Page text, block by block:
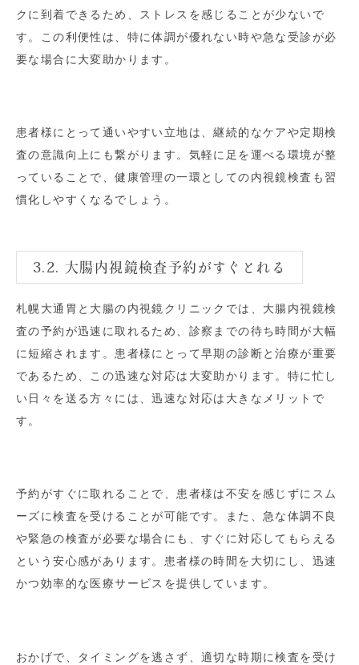
クに到着できるため、ストレスを感じることが少ないで
す。この利便性は、特に体調が優れない時や急な受診が必
要な場合に大変助かります。
患者様にとって通いやすい立地は、継続的なケアや定期検
査の意識向上にも繋がります。気軽に足を運べる環境が整
っていることで、健康管理の一環としての内視鏡検査も習
慣化しやすくなるでしょう。
3.2. 大腸内視鏡検査予約がすぐとれる
札幌大通胃と大腸の内視鏡クリニックでは、大腸内視鏡検
査の予約が迅速に取れるため、診察までの待ち時間が大幅
に短縮されます。患者様にとって早期の診断と治療が重要
であるため、この迅速な対応は大変助かります。特に忙し
い日々を送る方々には、迅速な対応は大きなメリットで
す。
予約がすぐに取れることで、患者様は不安を感じずにスム
ーズに検査を受けることが可能です。また、急な体調不良
や緊急の検査が必要な場合にも、すぐに対応してもらえる
という安心感があります。患者様の時間を大切にし、迅速
かつ効率的な医療サービスを提供しています。
おかげで、タイミングを逃さず、適切な時期に検査を受け